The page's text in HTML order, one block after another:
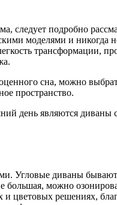
следует подробно
моделями и никогда
трансформации,
сна, можно
пространство.
день являются диваны
диваны бывают
можно
цветовых решениях,